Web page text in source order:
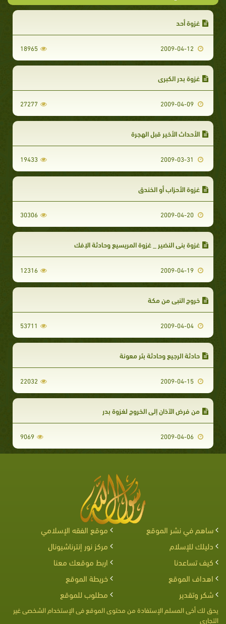
غزوة أحد
18965
غزوة بدر الكبرى
27277
الأحداث الأخير قبل الهجرة
19433
غزوة الأحزاب أو الخندق
30306
غزوة بني النضير _ غزوة المريسيع وحادثة الإفك
12316
خروج النبي من مكة
53711
حادثة الرجيع وحادثة بئر معونة
22032
من فرض الآذان إلى الخروج لغزوة بدر
9069
ساهم في نشر الموقع
موقع الفقه الإسلامي
دليلك للإسلام
مركز نور إنترناشيونال
كيف تساعدنا
اربط موقعك معنا
اهداف الموقع
خريطة الموقع
شكر وتقدير
مطلوب للموقع
يحق لك أخى المسلم الإستفادة من محتوى الموقع فى الإستخدام الشخصى غير
التجارى